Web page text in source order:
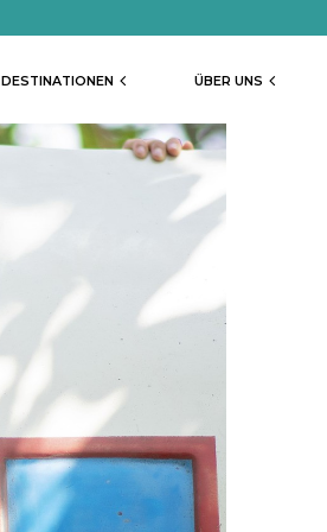
DESTINATIONEN ÜBER UNS